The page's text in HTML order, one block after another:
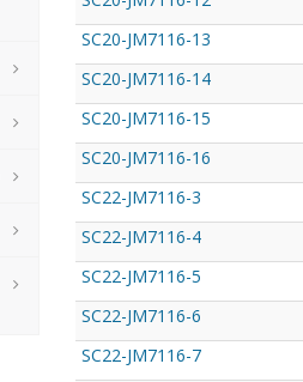
SC20-JM7116-13
SC20-JM7116-14
SC20-JM7116-15
SC20-JM7116-16
SC22-JM7116-3
SC22-JM7116-4
SC22-JM7116-5
SC22-JM7116-6
SC22-JM7116-7